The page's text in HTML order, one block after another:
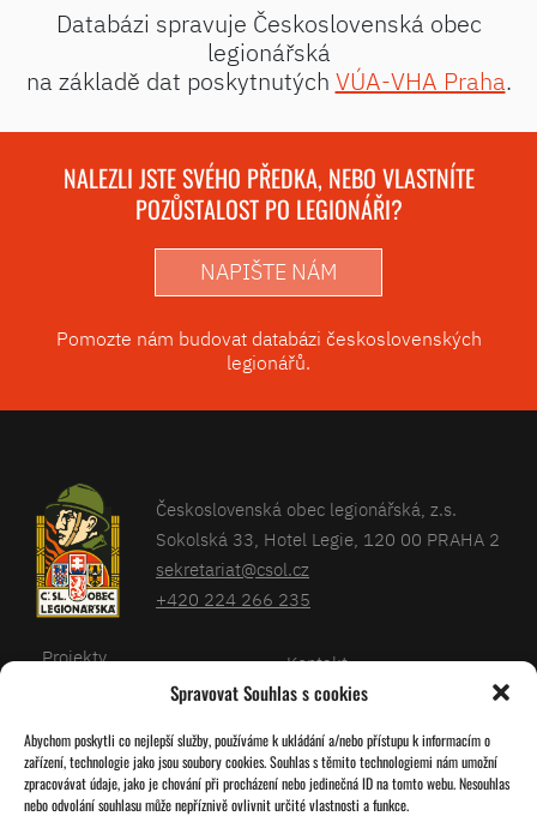
Spravovat Souhlas s cookies
Abychom poskytli co nejlepší služby, používáme k ukládání a/nebo přístupu k informacím o
zařízení, technologie jako jsou soubory cookies. Souhlas s těmito technologiemi nám umožní
zpracovávat údaje, jako je chování při procházení nebo jedinečná ID na tomto webu. Nesouhlas
nebo odvolání souhlasu může nepříznivě ovlivnit určité vlastnosti a funkce.
Databázi spravuje Československá obec
legionářská
na základě dat poskytnutých VÚA-VHA Praha.
NALEZLI JSTE SVÉHO PŘEDKA, NEBO VLASTNÍTE
POZŮSTALOST PO LEGIONÁŘI?
NAPIŠTE NÁM
Pomozte nám budovat databázi československých
legionářů.
Československá obec legionářská, z.s.
Sokolská 33, Hotel Legie, 120 00 PRAHA 2
sekretariat@csol.cz
+420 224 266 235
Projekty
Kalendář
O nás
Kontakt
Databáze legionářů
Pro členy
Zásady cookies